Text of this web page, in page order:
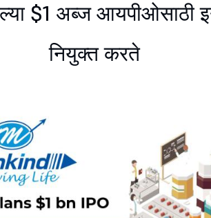
$1 अब्ज आयपीओसाठी
नियुक्त करते